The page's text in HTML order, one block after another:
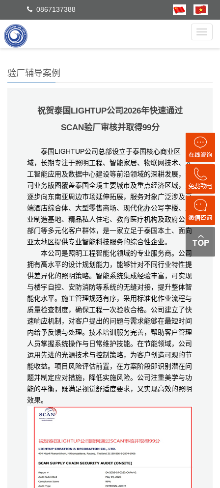
0867137388
验厂辅导案例
祝贺泰国LIGHTUP公司2026年快速通过
SCAN验厂审核并取得99分
泰国LIGHTUP公司总部设立于泰国核心商业区
域，长期专注于照明工程、智能家居、物联网技术、人
工智能应用及数据中心建设等前沿领域的深耕发展，公
司业务版图覆盖泰国全境主要城市及重点经济区域，并
逐步向东南亚周边市场延伸拓展，服务对象广泛涉及高
端酒店综合体、大型零售商场、现代化办公写字楼、工
业制造基地、精品私人住宅、教育医疗机构及政府公共
部门等多元化客户群体，是一家立足于泰国本土、面向
亚太地区提供专业智能科技服务的综合性企业。
本公司是照明工程智能化领域的专业服务商。公司
拥有高水平的设计规划能力，能够针对不同行业特性提
供差异化的照明策略。智能系统集成经验丰富，可实现
与楼宇自控、安防消防等系统的无缝对接，提升整体智
能化水平。施工管理规范有序，采用标准化作业流程与
质量检查制度，确保工程一次验收合格。公司建立了快
速响应机制，对客户提出的问题与需求能够在最短时间
内给予反馈与处理。技术培训服务完善，帮助客户管理
人员掌握系统操作与日常维护技能。在节能领域，公司
运用先进的光源技术与控制策略，为客户创造可观的节
能收益。项目风险评估前置，在方案阶段即识别潜在问
题并制定应对措施，降低实施风险。公司注重美学与功
能的平衡，既满足视觉舒适度要求，又实现高效的照明
效果。